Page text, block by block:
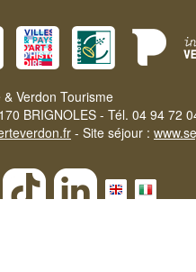
Verdon Tourisme
BRIGNOLES - Tél. 04 94 72
- Site séjour :